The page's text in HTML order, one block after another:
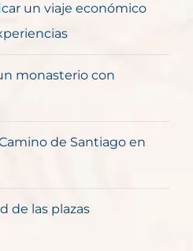
un viaje económico
monasterio con
de Santiago en
de las plazas